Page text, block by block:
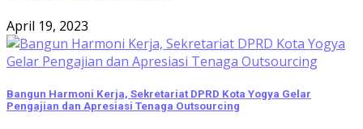
April 19, 2023
Bangun Harmoni Kerja, Sekretariat DPRD Kota Yogya Gelar
Pengajian dan Apresiasi Tenaga Outsourcing